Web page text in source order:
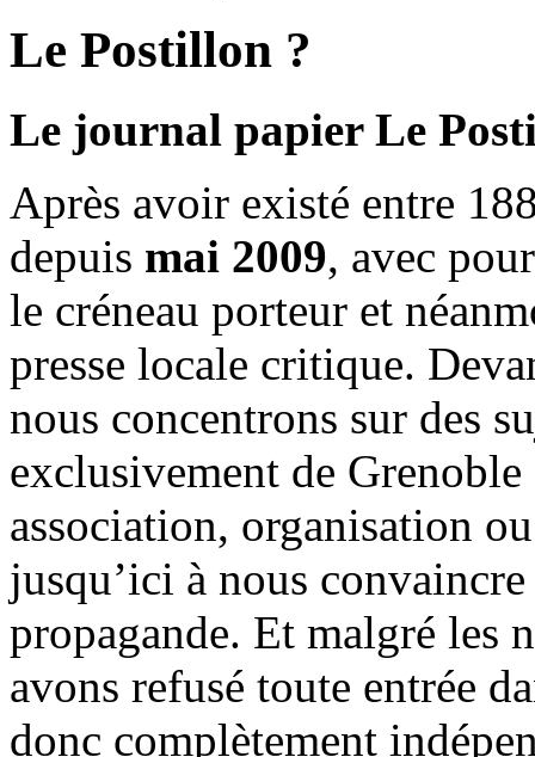
Le Postillon ?
Le journal papier Le
Après avoir existé entre
depuis mai 2009, avec
le créneau porteur et
presse locale critique.
nous concentrons sur des
exclusivement de
association, organisation
jusqu’ici à nous
propagande. Et malgré les
avons refusé toute entrée
donc complètement